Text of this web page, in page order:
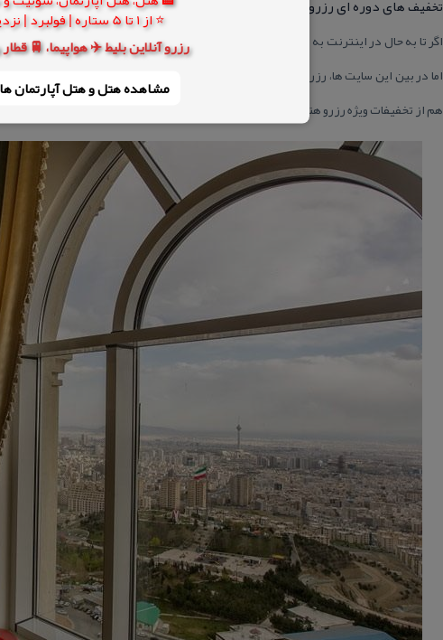
⭐ از 1 تا 5 ستاره | فولبرد | نزدیک حرم
رزرو آنلاین بلیط ✈️ هواپیما، 🚆
مشاهده هتل و هتل‌ آپارتمان
تخفیف های دوره ای رزرو هتل
اگر تا به حال در اینترنت به دنبال رزرو آنلاین هتل بوده باشید، ممكن است بارها
اما در بین این سایت ها، رزرواسیون هتل یار در تمام طول سال دارای تخفیفات ویژه رزرو
هم از تخفیفات ویژه رزرو هتل های لوكس برخوردار شوید و هم چند روزی خودتان را میهمان